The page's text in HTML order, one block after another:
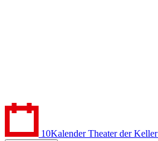
10Kalender Theater der Keller